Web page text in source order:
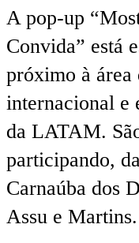
A pop-up
Convida” está
próximo à área
internacional e
da LATAM.
participando,
Carnaúba dos
Assu e Martins.